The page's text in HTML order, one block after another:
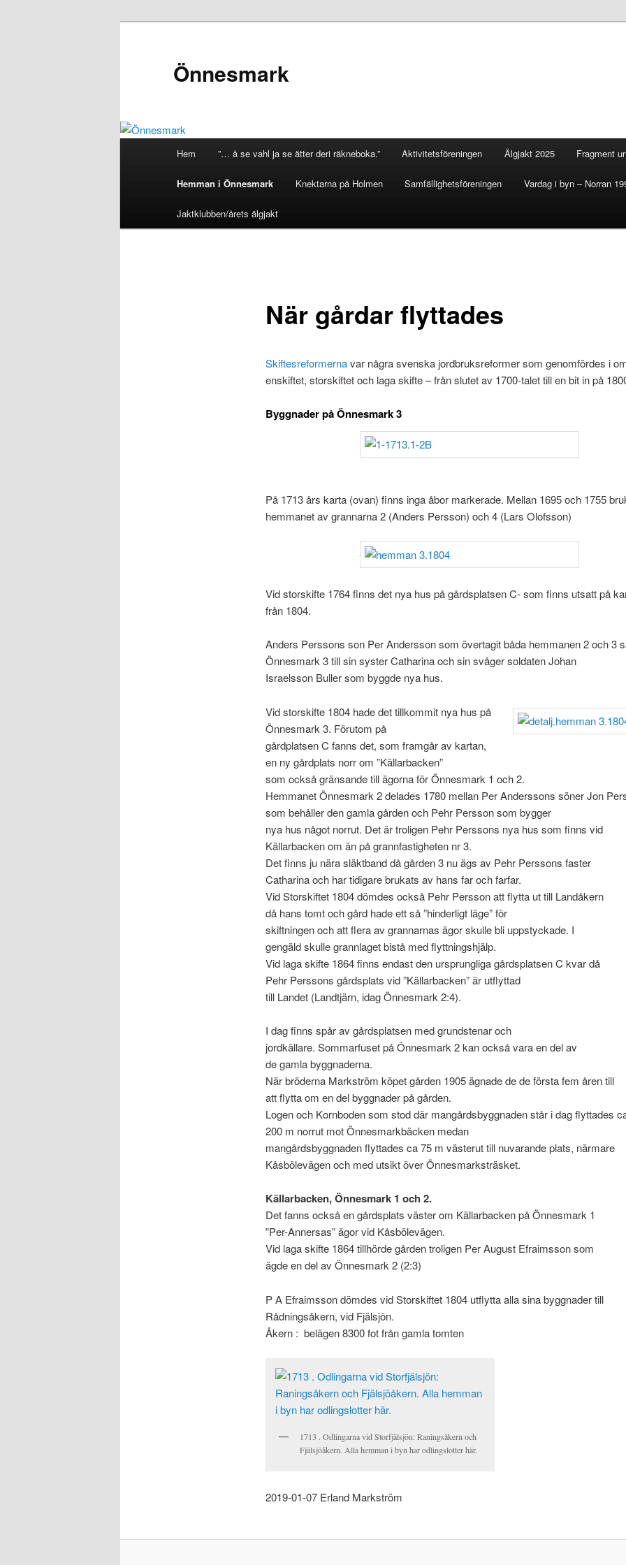
Önnesmark
Hoppa
till
Hem ”… å se vahl ja se ätter deri räkneboka.” Aktivitetsföreningen Älgjakt 2025 Fragment
Hemman i Önnesmark Knektarna på Holmen Samfällighetsföreningen Vardag i byn – Norran
Jaktklubben/årets älgjakt
När gårdar flyttades
Skiftesreformernavar några svenska jordbruksreformer som genomfördes i
enskiftet, storskiftet och laga skifte – från slutet av 1700-talet till en bit in på
Byggnader på Önnesmark 3
På 1713 års karta (ovan) finns inga åbor markerade. Mellan 1695 och 1755
hemmanet av grannarna 2 (Anders Persson) och 4 (Lars Olofsson)
Vid storskifte 1764 finns det nya hus på gårdsplatsen C- som finns utsatt på
från 1804.
Anders Perssons son Per Andersson som övertagit båda hemmanen 2 och 3
Önnesmark 3 till sin syster Catharina och sin svåger soldaten Johan
Israelsson Buller som byggde nya hus.
Vid storskifte 1804 hade det tillkommit nya hus på
Önnesmark 3. Förutom på
gårdplatsen C fanns det, som framgår av kartan,
en ny gårdplats norr om ”Källarbacken”
som också gränsande till ägorna för Önnesmark 1 och 2.
Hemmanet Önnesmark 2 delades 1780 mellan Per Anderssons söner Jon
som behåller den gamla gården och Pehr Persson som bygger
nya hus något norrut. Det är troligen Pehr Perssons nya hus som finns vid
Källarbacken om än på grannfastigheten nr 3.
Det finns ju nära släktband då gården 3 nu ägs av Pehr Perssons faster
Catharina och har tidigare brukats av hans far och farfar.
Vid Storskiftet 1804 dömdes också Pehr Persson att flytta ut till Landåkern
då hans tomt och gård hade ett så ”hinderligt läge” för
skiftningen och att flera av grannarnas ägor skulle bli uppstyckade. I
gengäld skulle grannlaget bistå med flyttningshjälp.
Vid laga skifte 1864 finns endast den ursprungliga gårdsplatsen C kvar då
Pehr Perssons gårdsplats vid ”Källarbacken” är utflyttad
till Landet (Landtjärn, idag Önnesmark 2:4).
I dag finns spår av gårdsplatsen med grundstenar och
jordkällare. Sommarfuset på Önnesmark 2 kan också vara en del av
de gamla byggnaderna.
När bröderna Markström köpet gården 1905 ägnade de de första fem åren till
att flytta om en del byggnader på gården.
Logen och Kornboden som stod där mangårdsbyggnaden står i dag flyttades
200 m norrut mot Önnesmarkbäcken medan
mangårdsbyggnaden flyttades ca 75 m västerut till nuvarande plats, närmare
Kåsbölevägen och med utsikt över Önnesmarksträsket.
Källarbacken, Önnesmark 1 och 2.
Det fanns också en gårdsplats väster om Källarbacken på Önnesmark 1
”Per-Annersas” ägor vid Kåsbölevägen.
Vid laga skifte 1864 tillhörde gården troligen Per August Efraimsson som
ägde en del av Önnesmark 2 (2:3)
P A Efraimsson dömdes vid Storskiftet 1804 utflytta alla sina byggnader till
Rådningsåkern, vid Fjälsjön.
Åkern : belägen 8300 fot från gamla tomten
1713 . Odlingarna vid Storfjälsjön: Raningsåkern och
Fjälsjöåkern. Alla hemman i byn har odlingslotter här.
2019-01-07 Erland Markström